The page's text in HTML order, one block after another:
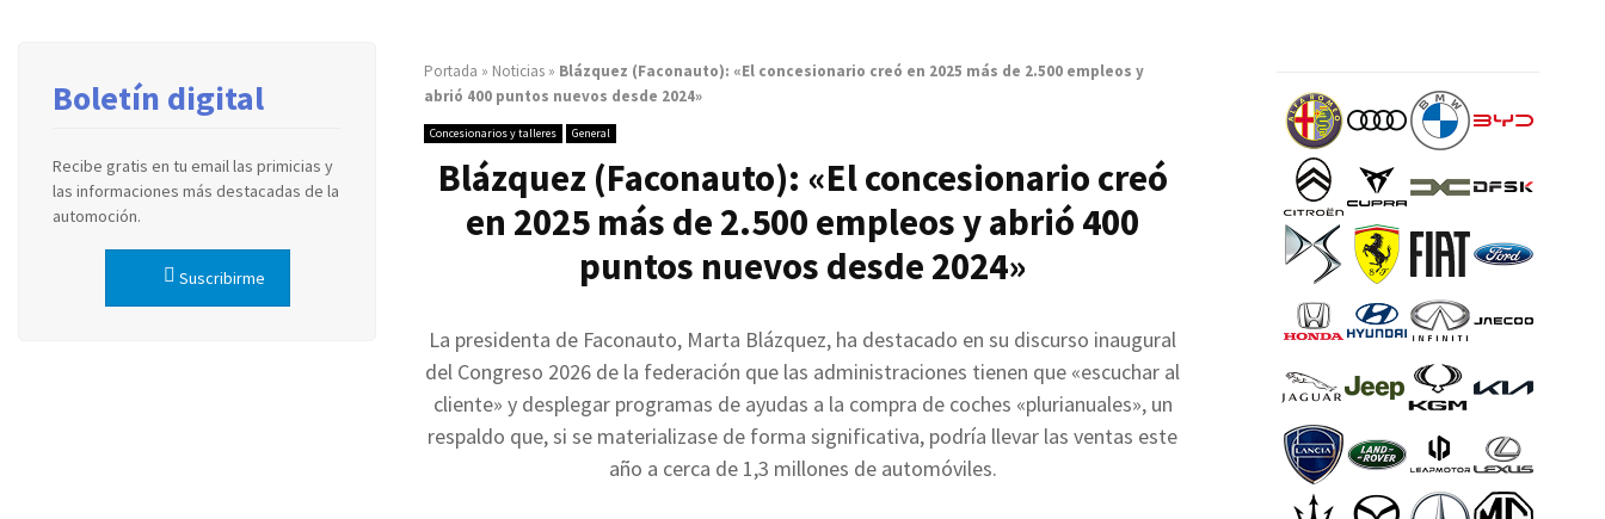
Portada » Noticias » Blázquez (Faconauto): «El concesionario creó en 2025 más de 2.500 empleos y
abrió 400 puntos nuevos desde 2024»
Concesionarios y talleres General
Blázquez (Faconauto): «El concesionario creó
en 2025 más de 2.500 empleos y abrió 400
puntos nuevos desde 2024»
La presidenta de Faconauto, Marta Blázquez, ha destacado en su discurso inaugural
del Congreso 2026 de la federación que las administraciones tienen que «escuchar al
cliente» y desplegar programas de ayudas a la compra de coches «plurianuales», un
respaldo que, si se materializase de forma significativa, podría llevar las ventas este
año a cerca de 1,3 millones de automóviles.
Boletín digital
Recibe gratis en tu email las primicias y
las informaciones más destacadas de la
automoción.
Suscribirme